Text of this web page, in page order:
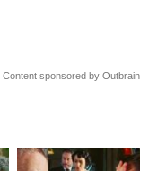
Content sponsored by Outbrain